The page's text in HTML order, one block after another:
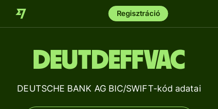
Regisztráció
DEUTDEFFVAC
DEUTSCHE BANK AG BIC/SWIFT-kód adatai